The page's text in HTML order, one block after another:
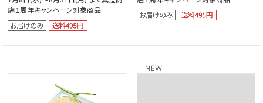
店１周年キャンペーン対象商品